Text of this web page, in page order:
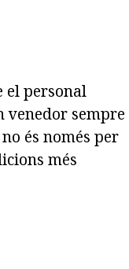
el personal
venedor sempre
és només per
més